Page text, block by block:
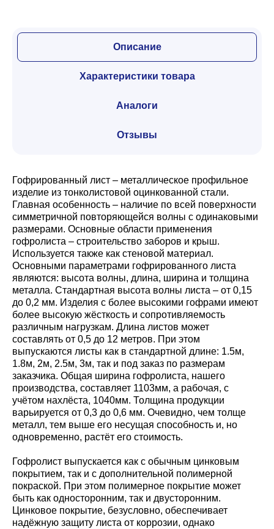
Описание
Характеристики товара
Аналоги
Отзывы
Гофрированный лист – металлическое профильное
изделие из тонколистовой оцинкованной стали.
Главная особенность – наличие по всей поверхности
симметричной повторяющейся волны с одинаковыми
размерами. Основные области применения
гофролиста – строительство заборов и крыш.
Используется также как стеновой материал.
Основными параметрами гофрированного листа
являются: высота волны, длина, ширина и толщина
металла. Стандартная высота волны листа – от 0,15
до 0,2 мм. Изделия с более высокими гофрами имеют
более высокую жёсткость и сопротивляемость
различным нагрузкам. Длина листов может
составлять от 0,5 до 12 метров. При этом
выпускаются листы как в стандартной длине: 1.5м,
1.8м, 2м, 2.5м, 3м, так и под заказ по размерам
заказчика. Общая ширина гофролиста, нашего
производства, составляет 1103мм, а рабочая, с
учётом нахлёста, 1040мм. Толщина продукции
варьируется от 0,3 до 0,6 мм. Очевидно, чем толще
металл, тем выше его несущая способность и, но
одновременно, растёт его стоимость.
Гофролист выпускается как с обычным цинковым
покрытием, так и с дополнительной полимерной
покраской. При этом полимерное покрытие может
быть как односторонним, так и двусторонним.
Цинковое покрытие, безусловно, обеспечивает
надёжную защиту листа от коррозии, однако